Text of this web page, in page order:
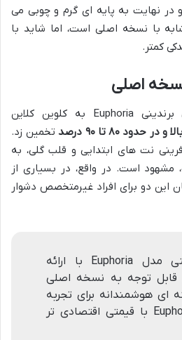
نهایت به پایه ای گرم و چوبی می
با نسخه اصلی است، اما شاید با
کمتر.
اصلی
میزان شباهت عطر جیبی برندینی Euphoria به کلوین کلاین
در حدود ۸۰ تا ۹۰ درصد
تخمین زد.
نت های ابتدایی و قلب گلی، به
مشهود است. در واقع، در بسیاری از
دو برای افراد غیرمتخصص دشوار
عطر جیبی برندینی مدل Euphoria با ارائه
قابل توجه به نسخه اصلی
ای هوشمندانه برای تجربه
رایحه محبوب Euphoria با قیمتی اقتصادی تر